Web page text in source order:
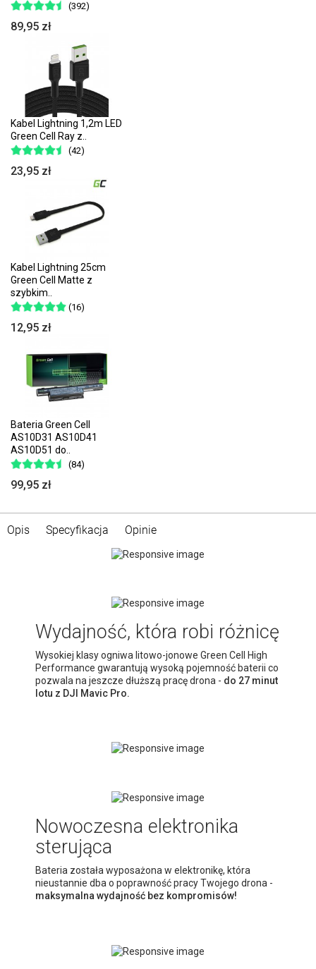
(392)
89,95 zł
Kabel Lightning 1,2m LED
Green Cell Ray z..
(42)
23,95 zł
Kabel Lightning 25cm
Green Cell Matte z
szybkim..
(16)
12,95 zł
Bateria Green Cell
AS10D31 AS10D41
AS10D51 do..
(84)
99,95 zł
Opis Specyfikacja Opinie
Wydajność, która robi różnicę
Wysokiej klasy ogniwa litowo-jonowe Green Cell High
Performance gwarantują wysoką pojemność baterii co
pozwala na jeszcze dłuższą pracę drona - do 27 minut
lotu z DJI Mavic Pro.
Nowoczesna elektronika
sterująca
Bateria została wyposażona w elektronikę, która
nieustannie dba o poprawność pracy Twojego drona -
maksymalna wydajność bez kompromisów!